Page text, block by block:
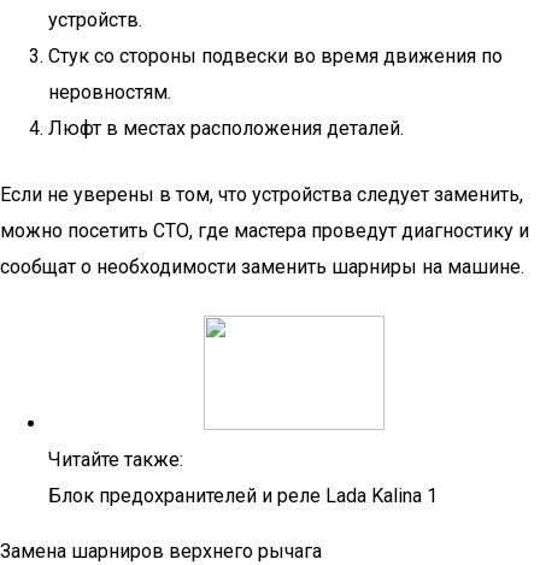
устройств.
Стук со стороны подвески во время движения по
неровностям.
Люфт в местах расположения деталей.
Если не уверены в том, что устройства следует заменить,
можно посетить СТО, где мастера проведут диагностику и
сообщат о необходимости заменить шарниры на машине.
Читайте также:
Блок предохранителей и реле Lada Kalina 1
Замена шарниров верхнего рычага